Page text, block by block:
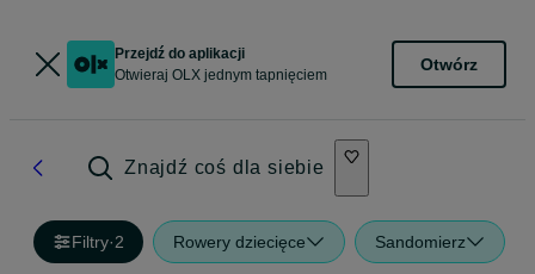
Przejdź do aplikacji
Otwieraj OLX jednym tapnięciem
Otwórz
Znajdź coś dla siebie
Filtry·2 Rowery dziecięce Sandomierz